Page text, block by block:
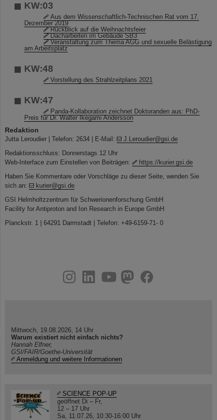
KW:03
Aus dem Wissenschaftlich-Technischen Rat vom 17.
Dezember 2019
Rückblick auf die Weihnachtsfeier
Dacharbeiten im Gebäude SB3
Veranstaltung zum Thema AGG und sexuelle Belästigung
am Arbeitsplatz
KW:48
Vorstellung des Strahlzeitplans 2021
KW:47
Panda-Kollaboration zeichnet Doktoranden aus: PhD-
Preis für Dr. Walter Ikegami Andersson
Redaktion
Jutta Leroudier | Telefon: 2634 | E-Mail:
J.Leroudier@gsi.de
Redaktionsschluss: Donnerstags 12 Uhr
Web-Interface zum Einstellen von Beiträgen:
https://kurier.gsi.de
Haben Sie Kommentare oder Vorschläge zu dieser Seite, wenden Sie
sich an:
kurier@gsi.de
GSI Helmholtzzentrum für Schwerionenforschung GmbH
Facility for Antiproton and Ion Research in Europe GmbH
Planckstr. 1 | 64291 Darmstadt | Telefon: +49-6159-71- 0
youtube
helmholtz.social
facebook
Mittwoch, 19.08.2026, 14 Uhr
Warum existiert nicht einfach nichts?
Hannah Elfner,
GSI/FAIR/Goethe-Universität
Anmeldung und weitere Informationen
SCIENCE POP-UP
geöffnet Di – Fr,
12 – 17 Uhr
Sa, 11.07.26, 10:30-16:00 Uhr